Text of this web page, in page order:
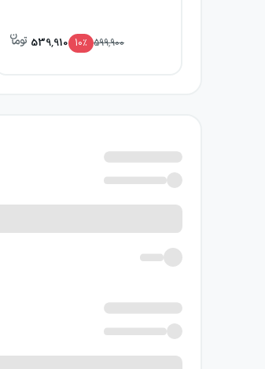
599,900
10٪ 539,910